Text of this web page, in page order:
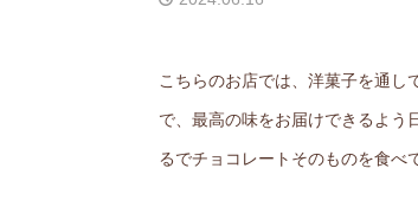
こちらのお店では、洋菓子を通し
で、最高の味をお届けできるよう
るでチョコレートそのものを食べ